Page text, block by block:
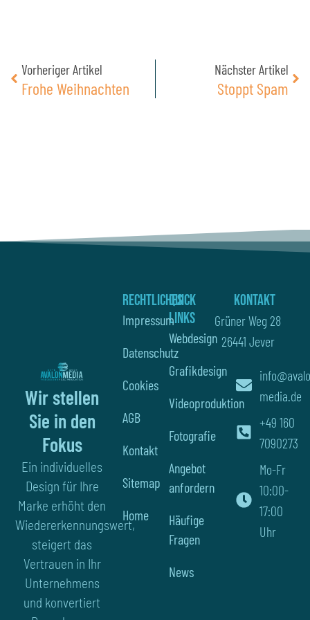
Vorheriger Artikel
Frohe Weihnachten
Nächster Artikel
Stoppt Spam
Wir stellen
Sie in den
Fokus
Ein individuelles
Design für Ihre
Marke erhöht den
Wiedererkennungswert,
steigert das
Vertrauen in Ihr
Unternehmens
und konvertiert
Quick
Links
Webdesign
Grafikdesign
Videoproduktion
Fotografie
Angebot
anfordern
Häufige
Fragen
News
Rechtliches
Impressum
Datenschutz
Cookies
AGB
Kontakt
Sitemap
Home
Kontakt
Grüner Weg 28
26441 Jever
media.de
+49 160
7090273
Mo-Fr
10:00-
17:00
Uhr